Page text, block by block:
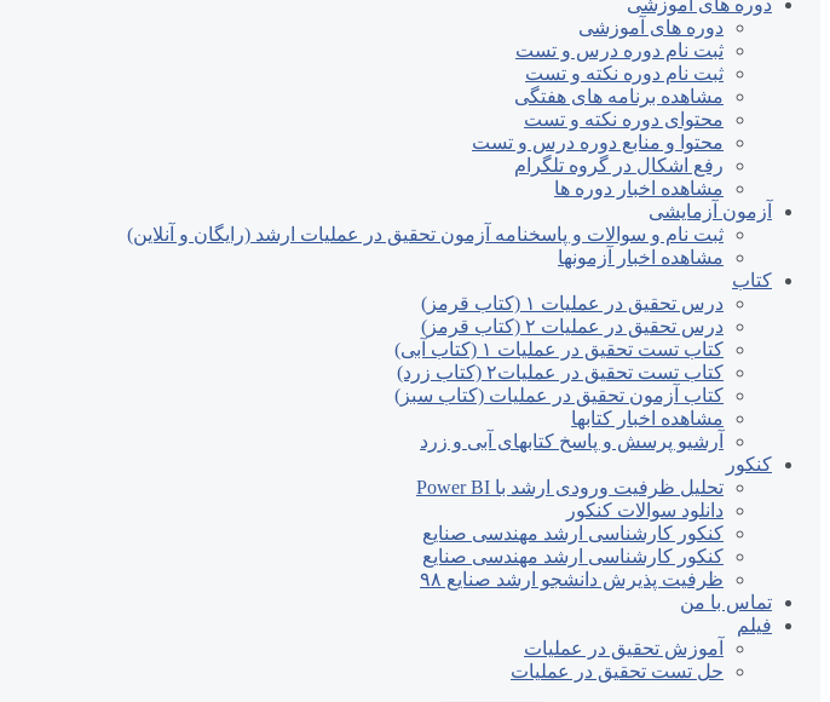
دوره های آموزشی
دوره های آموزشی
ثبت نام دوره درس و تست
ثبت نام دوره نکته و تست
مشاهده برنامه های هفتگی
محتوای دوره نکته و تست
محتوا و منابع دوره درس و تست
رفع اشکال در گروه تلگرام
مشاهده اخبار دوره ها
آزمون آزمایشی
ثبت نام و سوالات و پاسخنامه آزمون تحقیق در عملیات ارشد (رایگان و آنلاین)
مشاهده اخبار آزمونها
کتاب
درس تحقیق در عملیات ۱ (کتاب قرمز)
درس تحقیق در عملیات ۲ (کتاب قرمز)
کتاب تست تحقیق در عملیات ۱ (کتاب آبی)
کتاب تست تحقیق در عملیات۲ (کتاب زرد)
کتاب آزمون تحقیق در عملیات (کتاب سبز)
مشاهده اخبار کتابها
آرشیو پرسش و پاسخ کتابهای آبی و زرد
کنکور
تحلیل ظرفیت ورودی ارشد با Power BI
دانلود سوالات کنکور
کنکور کارشناسی ارشد مهندسی صنایع
کنکور کارشناسی ارشد مهندسی صنایع
ظرفیت پذیرش دانشجو ارشد صنایع ۹۸
تماس با من
فیلم
آموزش تحقیق در عملیات
حل تست تحقیق در عملیات